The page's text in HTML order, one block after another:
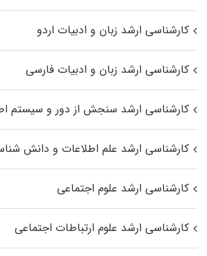
کارشناسی ارشد زبان و ادبیات اردو
کارشناسی ارشد زبان و ادبیات فارسی
کارشناسی ارشد سنجش از دور و سیستم
کارشناسی ارشد علم اطلاعات و دانش
کارشناسی ارشد علوم اجتماعی
کارشناسی ارشد علوم ارتباطات اجتماعی